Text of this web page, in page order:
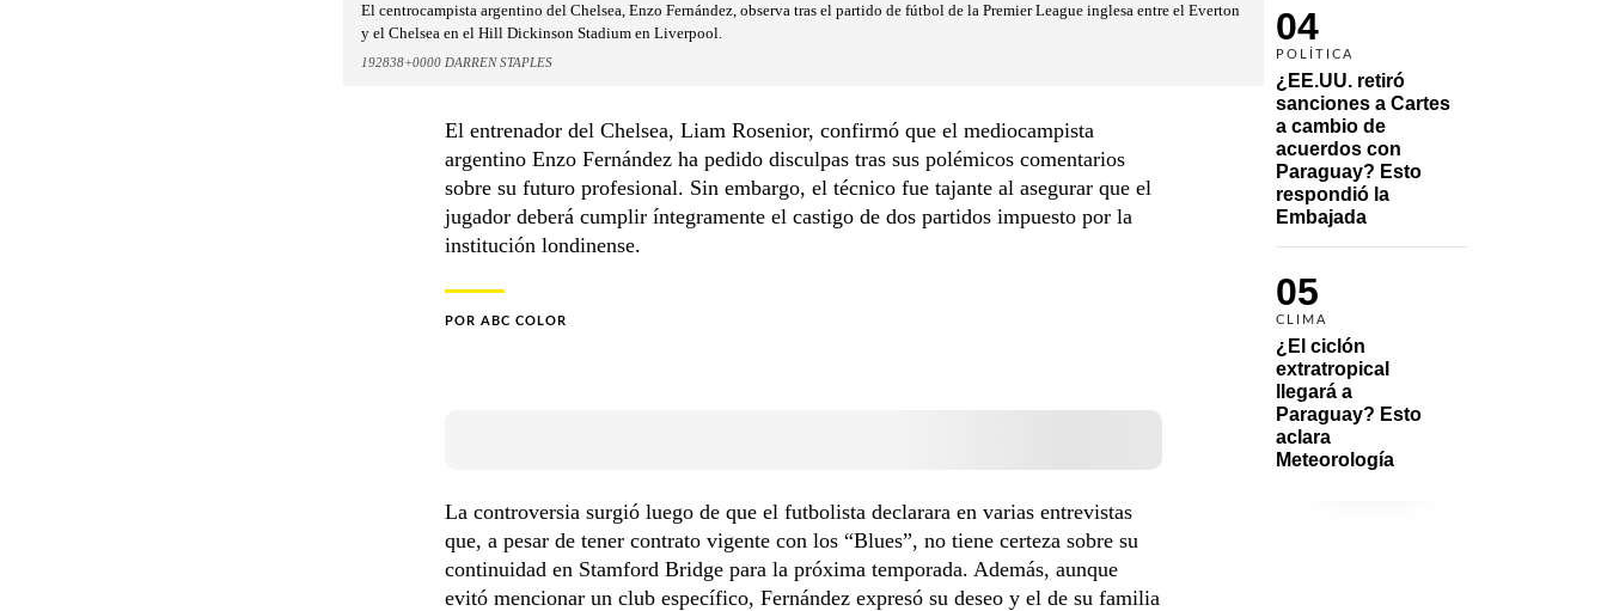
04
POLÍTICA
¿EE.UU. retiró
sanciones a Cartes
a cambio de
acuerdos con
Paraguay? Esto
respondió la
Embajada
05
CLIMA
¿El ciclón
extratropical
llegará a
Paraguay? Esto
aclara
Meteorología
El centrocampista argentino del Chelsea, Enzo Fernández, observa tras el partido de fútbol de la Premier League inglesa entre el Everton
y el Chelsea en el Hill Dickinson Stadium en Liverpool.
192838+0000 DARREN STAPLES
El entrenador del Chelsea, Liam Rosenior, confirmó que el mediocampista
argentino Enzo Fernández ha pedido disculpas tras sus polémicos comentarios
sobre su futuro profesional. Sin embargo, el técnico fue tajante al asegurar que el
jugador deberá cumplir íntegramente el castigo de dos partidos impuesto por la
institución londinense.
POR ABC COLOR
La controversia surgió luego de que el futbolista declarara en varias entrevistas
que, a pesar de tener contrato vigente con los “Blues”, no tiene certeza sobre su
continuidad en Stamford Bridge para la próxima temporada. Además, aunque
evitó mencionar un club específico, Fernández expresó su deseo y el de su familia